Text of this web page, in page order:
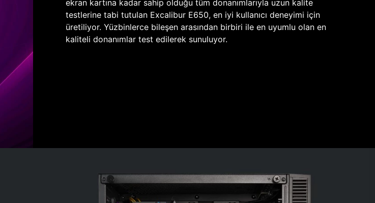
ekran kartına kadar sahip olduğu tüm donanımlarıyla uzun kalite
testlerine tabi tutulan Excalibur E650, en iyi kullanıcı deneyimi için
üretiliyor. Yüzbinlerce bileşen arasından birbiri ile en uyumlu olan en
kaliteli donanımlar test edilerek sunuluyor.